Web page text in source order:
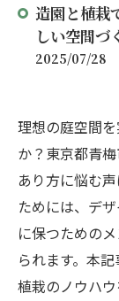
造園と植栽
しい空間づ
2025/07/28
理想の庭空間
か？東京都青
あり方に悩む
ためには、デ
に保つための
られます。本
植栽のノウハ